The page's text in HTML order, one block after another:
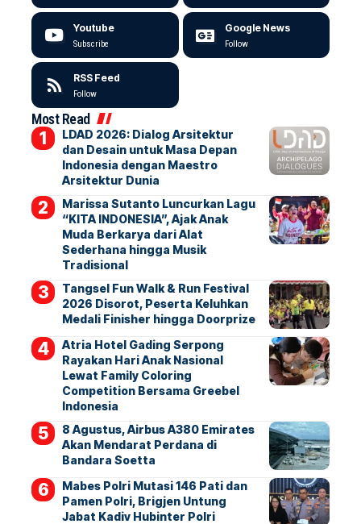
Youtube
Subscribe
Google News
Follow
RSS Feed
Follow
Most Read
LDAD 2026: Dialog Arsitektur
dan Desain untuk Masa Depan
Indonesia dengan Maestro
Arsitektur Dunia
Marissa Sutanto Luncurkan Lagu
“KITA INDONESIA”, Ajak Anak
Muda Berkarya dari Alat
Sederhana hingga Musik
Tradisional
Tangsel Fun Walk & Run Festival
2026 Disorot, Peserta Keluhkan
Medali Finisher hingga Doorprize
Atria Hotel Gading Serpong
Rayakan Hari Anak Nasional
Lewat Family Coloring
Competition Bersama Greebel
Indonesia
8 Agustus, Airbus A380 Emirates
Akan Mendarat Perdana di
Bandara Soetta
Mabes Polri Mutasi 146 Pati dan
Pamen Polri, Brigjen Untung
Jabat Kadiv Hubinter Polri